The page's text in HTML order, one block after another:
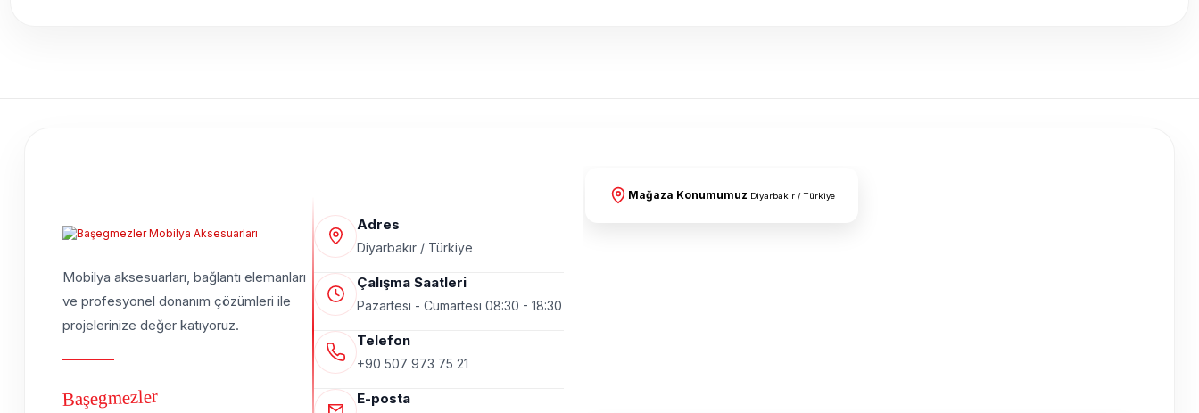
Mobilya aksesuarları, bağlantı elemanları
ve profesyonel donanım çözümleri ile
projelerinize değer katıyoruz.
Başegmezler
Adres
Diyarbakır / Türkiye
Çalışma Saatleri
Pazartesi - Cumartesi 08:30 - 18:30
Telefon
+90 507 973 75 21
E-posta
Mağaza Konumumuz Diyarbakır / Türkiye